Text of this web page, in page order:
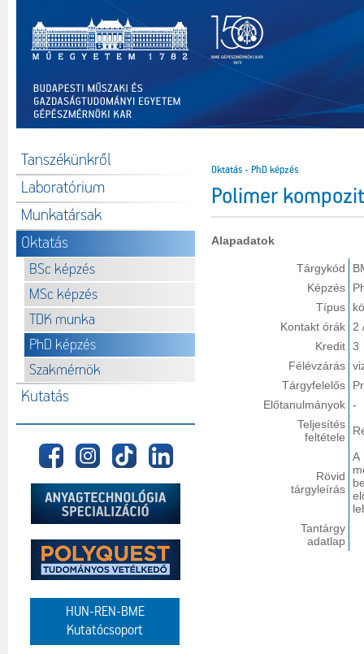
Tanszékünkről
Laboratórium
Munkatársak
Oktatás
BSc képzés
MSc képzés
TDK munka
PhD képzés
Szakmérnök
Kutatás
HUN-REN-BME
Kutatócsoport
Oktatás - PhD képzés
Polimer
Alapadatok
Tárgykód
Képzés
Típus
Kontakt órák
2
Kredit 3
Félévzárás
Tárgyfelelős
Előtanulmányok -
Teljesítés
feltétele
Rövid
tárgyleírás
A
Tantárgy
adatlap